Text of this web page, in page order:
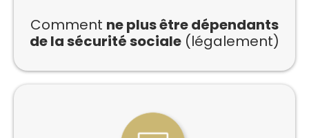
Comment ne plus être dépendants
de la sécurité sociale (légalement)